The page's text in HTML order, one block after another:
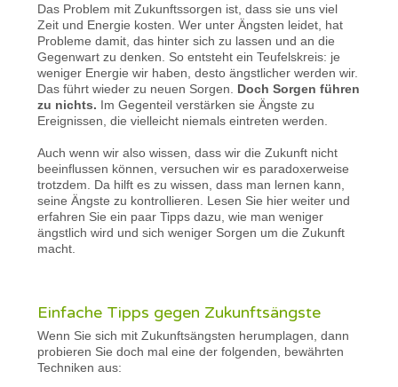
Das Problem mit Zukunftssorgen ist, dass sie uns viel
Zeit und Energie kosten. Wer unter Ängsten leidet, hat
Probleme damit, das hinter sich zu lassen und an die
Gegenwart zu denken. So entsteht ein Teufelskreis: je
weniger Energie wir haben, desto ängstlicher werden wir.
Das führt wieder zu neuen Sorgen. Doch Sorgen führen
zu nichts. Im Gegenteil verstärken sie Ängste zu
Ereignissen, die vielleicht niemals eintreten werden.
Auch wenn wir also wissen, dass wir die Zukunft nicht
beeinflussen können, versuchen wir es paradoxerweise
trotzdem. Da hilft es zu wissen, dass man lernen kann,
seine Ängste zu kontrollieren. Lesen Sie hier weiter und
erfahren Sie ein paar Tipps dazu, wie man weniger
ängstlich wird und sich weniger Sorgen um die Zukunft
macht.
Einfache Tipps gegen Zukunftsängste
Wenn Sie sich mit Zukunftsängsten herumplagen, dann
probieren Sie doch mal eine der folgenden, bewährten
Techniken aus: